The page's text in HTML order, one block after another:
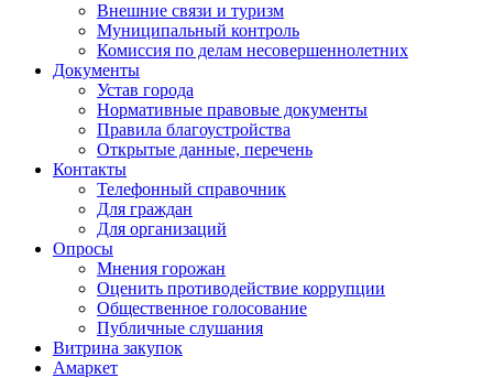
Внешние связи и туризм
Муниципальный контроль
Комиссия по делам несовершеннолетних
Документы
Устав города
Нормативные правовые документы
Правила благоустройства
Открытые данные, перечень
Контакты
Телефонный справочник
Для граждан
Для организаций
Опросы
Мнения горожан
Оценить противодействие коррупции
Общественное голосование
Публичные слушания
Витрина закупок
Амаркет